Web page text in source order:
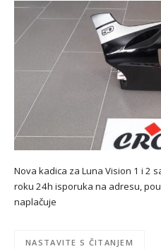
Nova kadica za Luna Vision 1 i 2
roku 24h isporuka na adresu,
naplačuje
NASTAVITE S ČITANJEM